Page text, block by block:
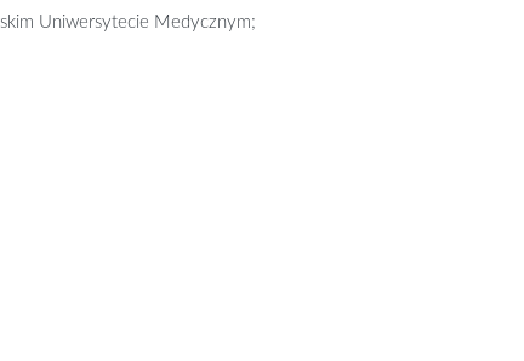
Uniwersytecie Medycznym;